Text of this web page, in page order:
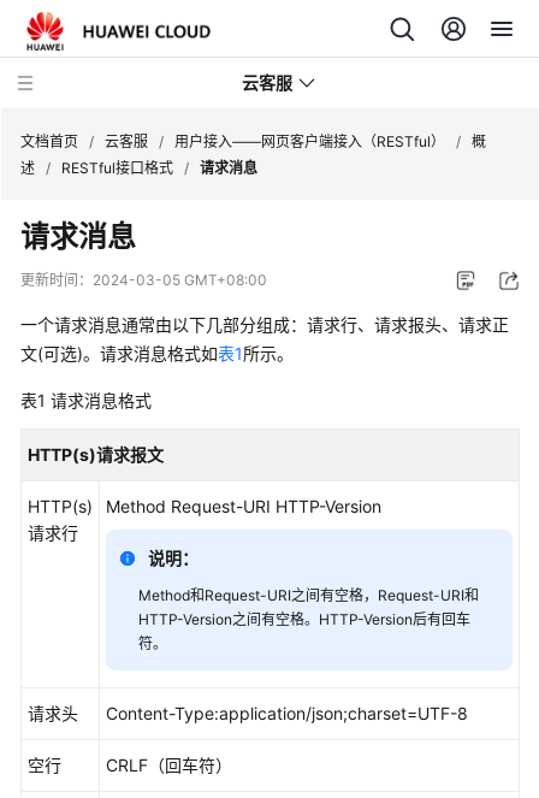
云客服
品
介
快
入
户
指
明
开
文档首页 / 云客服 / 用户接入——网页客户端接入（RESTful） / 概
述 / RESTful接口格式 / 请求消息
请求消息
更新时间： 2024-03-05 GMT+08:00
一个请求消息通常由以下几部分组成：请求行、请求报头、请求正
文(可选)。请求消息格式如表1所示。
表1 请求消息格式
HTTP(s)请求报文
HTTP(s)
请求行
Method Request-URI HTTP-Version
说明：
Method和Request-URI之间有空格，Request-URI和
HTTP-Version之间有空格。HTTP-Version后有回车
符。
请求头 Content-Type:application/json;charset=UTF-8
空行 CRLF（回车符）